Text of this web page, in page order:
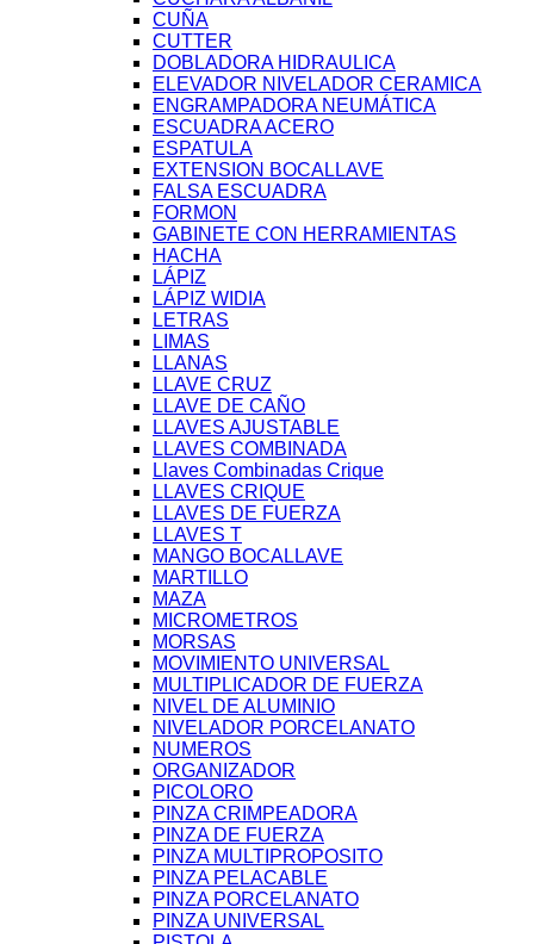
CUÑA
CUTTER
DOBLADORA HIDRAULICA
ELEVADOR NIVELADOR CERAMICA
ENGRAMPADORA NEUMÁTICA
ESCUADRA ACERO
ESPATULA
EXTENSION BOCALLAVE
FALSA ESCUADRA
FORMON
GABINETE CON HERRAMIENTAS
HACHA
LÁPIZ
LÁPIZ WIDIA
LETRAS
LIMAS
LLANAS
LLAVE CRUZ
LLAVE DE CAÑO
LLAVES AJUSTABLE
LLAVES COMBINADA
Llaves Combinadas Crique
LLAVES CRIQUE
LLAVES DE FUERZA
LLAVES T
MANGO BOCALLAVE
MARTILLO
MAZA
MICROMETROS
MORSAS
MOVIMIENTO UNIVERSAL
MULTIPLICADOR DE FUERZA
NIVEL DE ALUMINIO
NIVELADOR PORCELANATO
NUMEROS
ORGANIZADOR
PICOLORO
PINZA CRIMPEADORA
PINZA DE FUERZA
PINZA MULTIPROPOSITO
PINZA PELACABLE
PINZA PORCELANATO
PINZA UNIVERSAL